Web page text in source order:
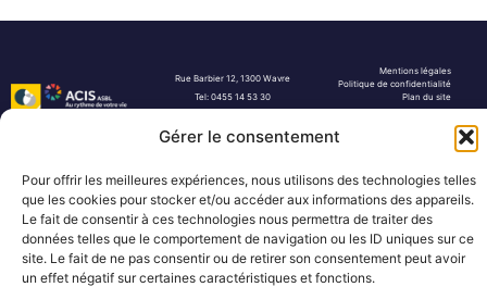
Gérer le consentement
Pour offrir les meilleures expériences, nous utilisons des technologies telles
que les cookies pour stocker et/ou accéder aux informations des appareils.
Le fait de consentir à ces technologies nous permettra de traiter des
données telles que le comportement de navigation ou les ID uniques sur ce
site. Le fait de ne pas consentir ou de retirer son consentement peut avoir
un effet négatif sur certaines caractéristiques et fonctions.
Rue Barbier 12, 1300 Wavre
Tel: 0455 14 53 30
Mentions légales
Politique de confidentialité
Plan du site